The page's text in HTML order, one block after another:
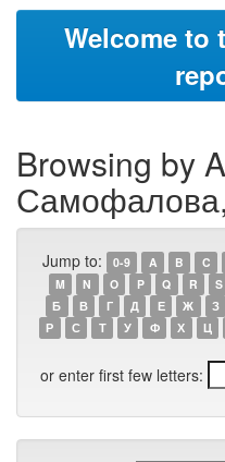
Welcome to
Browsing by
Jump to: 0-9 A B C
M
N O P Q R S
Б
В Г Д Е Ж З
Р
С Т У Ф Х Ц
or enter first few letters: